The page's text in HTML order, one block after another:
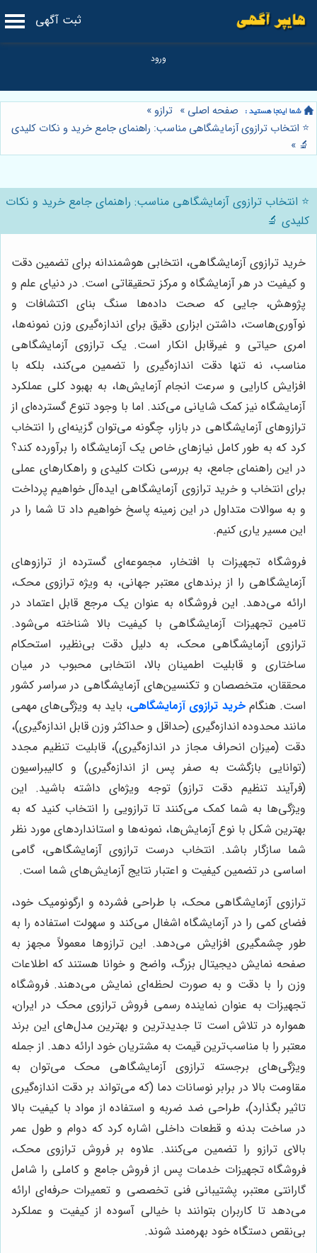
ثبت آگهی
صفحه اصلی » ترازو »
⭐️ انتخاب ترازوی آزمایشگاهی مناسب: راهنمای جامع خرید و نکات کلیدی
🔬
»
⭐️ انتخاب ترازوی آزمایشگاهی مناسب: راهنمای جامع خرید و نکات
کلیدی 🔬
خرید ترازوی آزمایشگاهی، انتخابی هوشمندانه برای تضمین دقت
و کیفیت در هر آزمایشگاه و مرکز تحقیقاتی است. در دنیای علم و
پژوهش، جایی که صحت داده‌ها سنگ بنای اکتشافات و
نوآوری‌هاست، داشتن ابزاری دقیق برای اندازه‌گیری وزن نمونه‌ها،
امری حیاتی و غیرقابل انکار است. یک ترازوی آزمایشگاهی
مناسب، نه تنها دقت اندازه‌گیری را تضمین می‌کند، بلکه با
افزایش کارایی و سرعت انجام آزمایش‌ها، به بهبود کلی عملکرد
آزمایشگاه نیز کمک شایانی می‌کند. اما با وجود تنوع گسترده‌ای از
ترازوهای آزمایشگاهی در بازار، چگونه می‌توان گزینه‌ای را انتخاب
کرد که به طور کامل نیازهای خاص یک آزمایشگاه را برآورده کند؟
در این راهنمای جامع، به بررسی نکات کلیدی و راهکارهای عملی
برای انتخاب و خرید ترازوی آزمایشگاهی ایده‌آل خواهیم پرداخت
و به سوالات متداول در این زمینه پاسخ خواهیم داد تا شما را در
این مسیر یاری کنیم.
فروشگاه تجهیزات با افتخار، مجموعه‌ای گسترده از ترازوهای
آزمایشگاهی را از برندهای معتبر جهانی، به ویژه ترازوی محک،
ارائه می‌دهد. این فروشگاه به عنوان یک مرجع قابل اعتماد در
تامین تجهیزات آزمایشگاهی با کیفیت بالا شناخته می‌شود.
ترازوی آزمایشگاهی محک، به دلیل دقت بی‌نظیر، استحکام
ساختاری و قابلیت اطمینان بالا، انتخابی محبوب در میان
محققان، متخصصان و تکنسین‌های آزمایشگاهی در سراسر کشور
است. هنگامخرید ترازوی آزمایشگاهی، باید به ویژگی‌های مهمی
مانند محدوده اندازه‌گیری (حداقل و حداکثر وزن قابل اندازه‌گیری)،
دقت (میزان انحراف مجاز در اندازه‌گیری)، قابلیت تنظیم مجدد
(توانایی بازگشت به صفر پس از اندازه‌گیری) و کالیبراسیون
(فرآیند تنظیم دقت ترازو) توجه ویژه‌ای داشته باشید. این
ویژگی‌ها به شما کمک می‌کنند تا ترازویی را انتخاب کنید که به
بهترین شکل با نوع آزمایش‌ها، نمونه‌ها و استانداردهای مورد نظر
شما سازگار باشد. انتخاب درست ترازوی آزمایشگاهی، گامی
اساسی در تضمین کیفیت و اعتبار نتایج آزمایش‌های شما است.
ترازوی آزمایشگاهی محک، با طراحی فشرده و ارگونومیک خود،
فضای کمی را در آزمایشگاه اشغال می‌کند و سهولت استفاده را به
طور چشمگیری افزایش می‌دهد. این ترازوها معمولاً مجهز به
صفحه نمایش دیجیتال بزرگ، واضح و خوانا هستند که اطلاعات
وزن را با دقت و به صورت لحظه‌ای نمایش می‌دهند. فروشگاه
تجهیزات به عنوان نماینده رسمی فروش ترازوی محک در ایران،
همواره در تلاش است تا جدیدترین و بهترین مدل‌های این برند
معتبر را با مناسب‌ترین قیمت به مشتریان خود ارائه دهد. از جمله
ویژگی‌های برجسته ترازوی آزمایشگاهی محک می‌توان به
مقاومت بالا در برابر نوسانات دما (که می‌تواند بر دقت اندازه‌گیری
تاثیر بگذارد)، طراحی ضد ضربه و استفاده از مواد با کیفیت بالا
در ساخت بدنه و قطعات داخلی اشاره کرد که دوام و طول عمر
بالای ترازو را تضمین می‌کنند. علاوه بر فروش ترازوی محک،
فروشگاه تجهیزات خدمات پس از فروش جامع و کاملی را شامل
گارانتی معتبر، پشتیبانی فنی تخصصی و تعمیرات حرفه‌ای ارائه
می‌دهد تا کاربران بتوانند با خیالی آسوده از کیفیت و عملکرد
بی‌نقص دستگاه خود بهره‌مند شوند.